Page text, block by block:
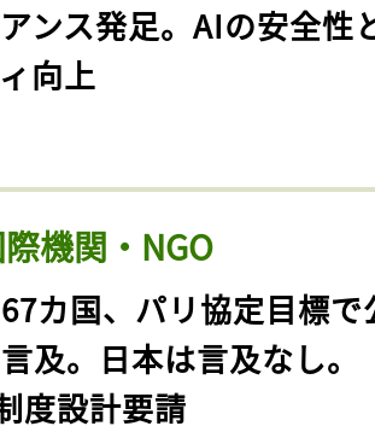
ンス発足。AIの安全性
向上
機関・NGO
67カ国、パリ協定目標で
及。日本は言及なし。
度設計要請